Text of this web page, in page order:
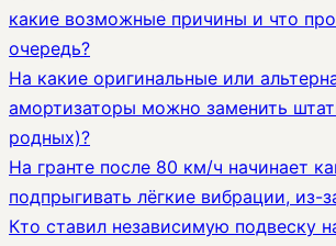
какие возможные причины и что
очередь?
На какие оригинальные или
амортизаторы можно заменить
родных)?
На гранте после 80 км/ч начинает
подпрыгивать лёгкие вибрации, из-
Кто ставил независимую подвеску